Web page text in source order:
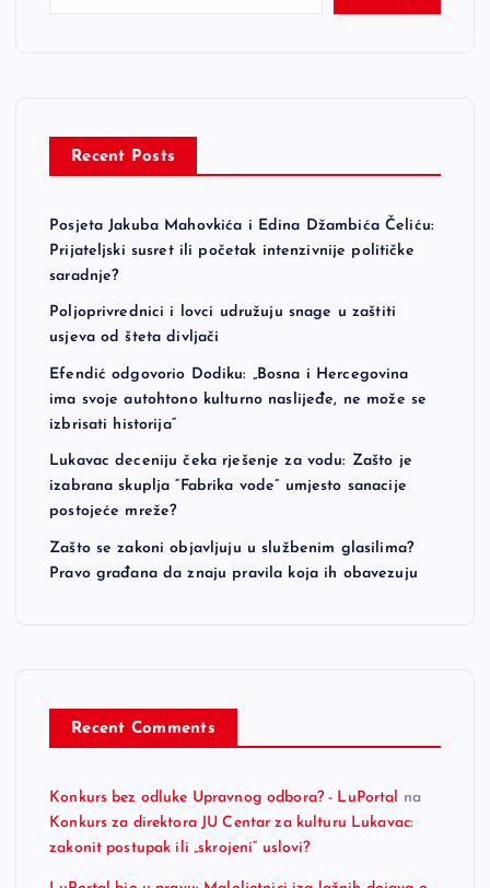
Recent Posts
Posjeta Jakuba Mahovkića i Edina Džambića Čeliću:
Prijateljski susret ili početak intenzivnije političke
saradnje?
Poljoprivrednici i lovci udružuju snage u zaštiti
usjeva od šteta divljači
Efendić odgovorio Dodiku: „Bosna i Hercegovina
ima svoje autohtono kulturno naslijeđe, ne može se
izbrisati historija“
Lukavac deceniju čeka rješenje za vodu: Zašto je
izabrana skuplja “Fabrika vode” umjesto sanacije
postojeće mreže?
Zašto se zakoni objavljuju u službenim glasilima?
Pravo građana da znaju pravila koja ih obavezuju
Recent Comments
Konkurs bez odluke Upravnog odbora? - LuPortal na
Konkurs za direktora JU Centar za kulturu Lukavac:
zakonit postupak ili „skrojeni“ uslovi?